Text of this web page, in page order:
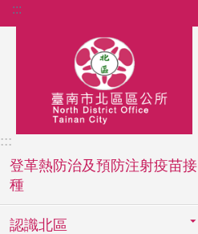
跳到主要內容區塊
:::
:::
登革熱防治及預防注射疫苗接
種
認識北區